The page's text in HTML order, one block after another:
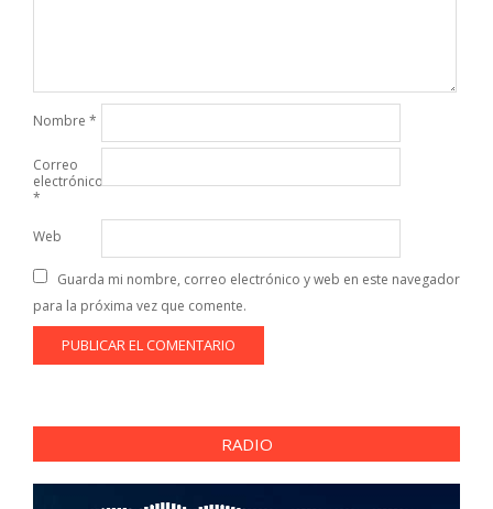
Nombre *
Correo
electrónico
*
Web
Guarda mi nombre, correo electrónico y web en este navegador
para la próxima vez que comente.
RADIO